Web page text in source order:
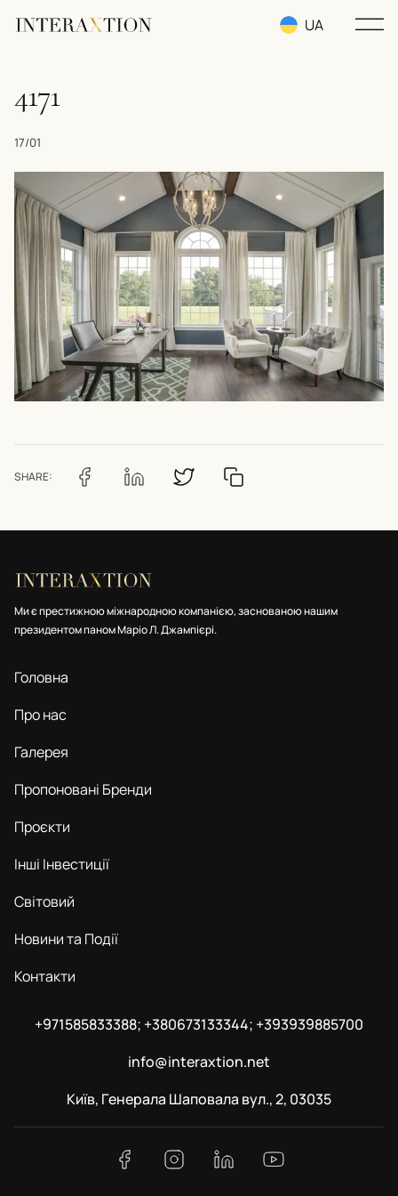
UA
4171
17/01
SHARE:
Ми є престижною міжнародною компанією, заснованою нашим
президентом паном Маріо Л. Джампієрі.
Головна
Про нас
Галерея
Пропоновані Бренди
Проєкти
Інші Інвестиції
Світовий
Новини та Події
Контакти
+971585833388; +380673133344; +393939885700
info@interaxtion.net
Київ, Генерала Шаповала вул., 2, 03035